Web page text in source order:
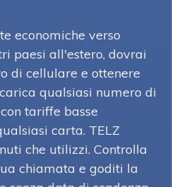
economiche verso
paesi all'estero, dovrai
di cellulare e ottenere
qualsiasi numero di
tariffe basse
carta. TELZ
che utilizzi. Controlla
chiamata e goditi la